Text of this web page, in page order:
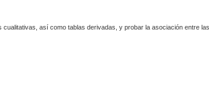
así como tablas derivadas, y probar la asociación entre